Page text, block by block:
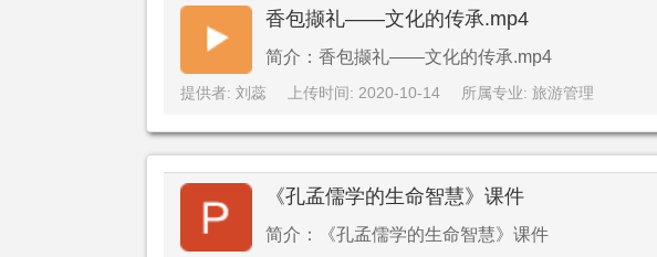
香包撷礼——文化的传承.mp4
简介：香包撷礼——文化的传承.mp4
提供者: 刘蕊 上传时间: 2020-10-14 所属专业: 旅游管理
《孔孟儒学的生命智慧》课件
简介：《孔孟儒学的生命智慧》课件